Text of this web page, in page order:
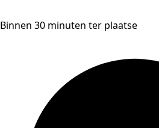
Binnen 30 minuten ter plaatse